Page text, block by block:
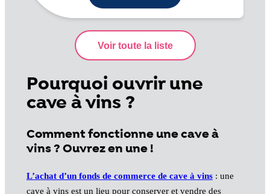
Pourquoi ouvrir une
cave à vins ?
Comment fonctionne une cave à
vins ? Ouvrez en une !
L’achat d’un fonds de commerce de cave à vins: une
cave à vins est un lieu pour conserver et vendre des